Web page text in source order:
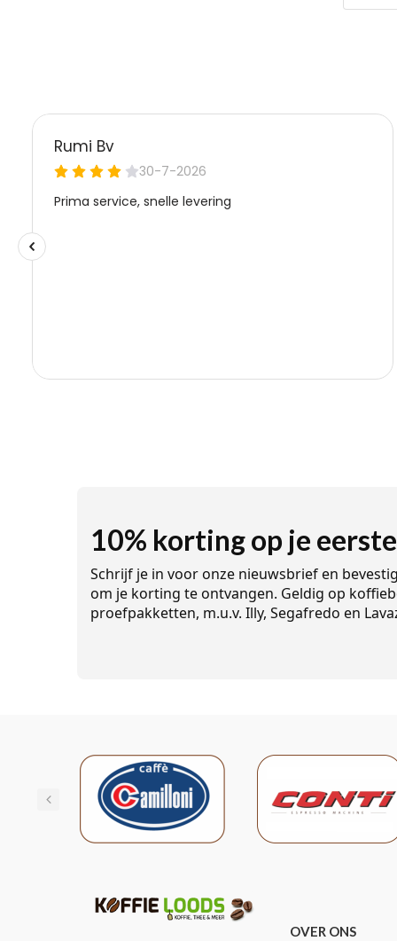
10% korting op je
Schrijf je in voor onze nieuwsbrief en
om je korting te ontvangen. Geldig op
proefpakketten, m.u.v. Illy, Segafredo en
OVER ONS